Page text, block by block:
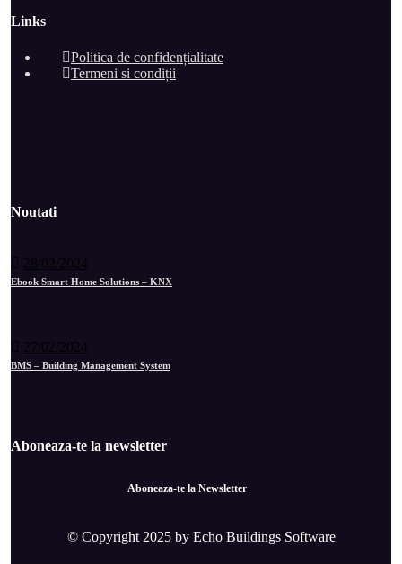
Links
Politica de confidențialitate
Termeni si condiții
Noutati
28/02/2024
Ebook Smart Home Solutions – KNX
27/02/2024
BMS – Building Management System
Aboneaza-te la newsletter
Aboneaza-te la Newsletter
© Copyright 2025 by Echo Buildings Software